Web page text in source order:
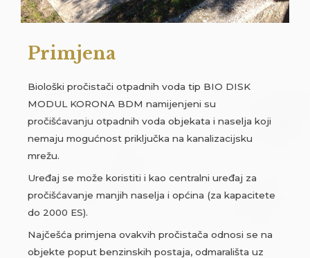
Primjena
Biološki pročistači otpadnih voda tip BIO DISK
MODUL KORONA BDM namijenjeni su
pročišćavanju otpadnih voda objekata i naselja koji
nemaju mogućnost priključka na kanalizacijsku
mrežu.
Uređaj se može koristiti i kao centralni uređaj za
pročišćavanje manjih naselja i općina (za kapacitete
do 2000 ES).
Najčešća primjena ovakvih pročistača odnosi se na
objekte poput benzinskih postaja, odmarališta uz